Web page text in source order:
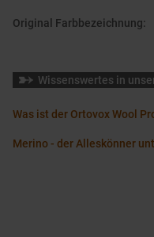
Original Farbbezeichnung:
Wissenswertes in
Was ist der Ortovox Wool
Merino - der Alleskönner